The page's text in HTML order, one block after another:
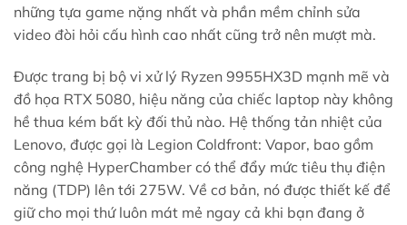
những tựa game nặng nhất và phần mềm chỉnh sửa
video đòi hỏi cấu hình cao nhất cũng trở nên mượt mà.
Được trang bị bộ vi xử lý Ryzen 9955HX3D mạnh mẽ và
đồ họa RTX 5080, hiệu năng của chiếc laptop này không
hề thua kém bất kỳ đối thủ nào. Hệ thống tản nhiệt của
Lenovo, được gọi là Legion Coldfront: Vapor, bao gồm
công nghệ HyperChamber có thể đẩy mức tiêu thụ điện
năng (TDP) lên tới 275W. Về ​​cơ bản, nó được thiết kế để
giữ cho mọi thứ luôn mát mẻ ngay cả khi bạn đang ở